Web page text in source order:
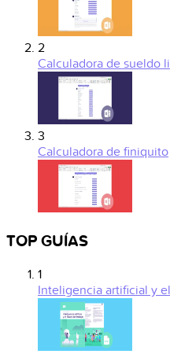
2
Calculadora de sueldo
3
Calculadora de finiquito
TOP GUÍAS
1
Inteligencia artificial y